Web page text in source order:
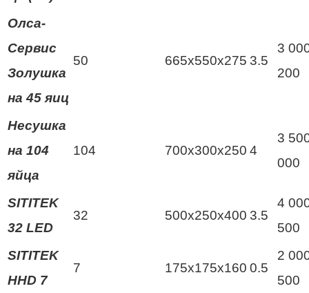
Олса-
Сервис
Золушка
на 45 яиц
50 665х550х275 3.5
3
200
Несушка
на 104
яйца
104 700х300х250 4
3
000
SITITEK
32 LED
32 500x250x400 3.5
4
500
SITITEK
HHD 7
7 175x175x160 0.5
2
500